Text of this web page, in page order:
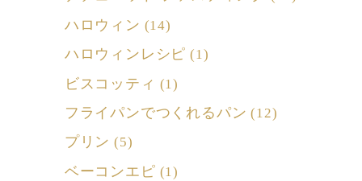
ハロウィン (14)
ハロウィンレシピ (1)
ビスコッティ (1)
フライパンでつくれるパン (12)
プリン (5)
ベーコンエピ (1)